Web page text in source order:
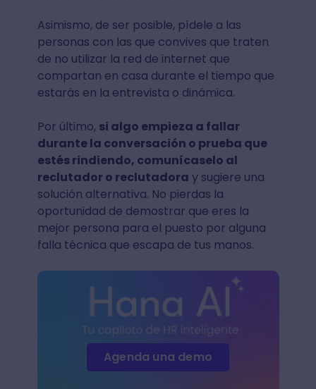
Asimismo, de ser posible, pídele a las
personas con las que convives que traten
de no utilizar la red de internet que
compartan en casa durante el tiempo que
estarás en la entrevista o dinámica.
Por último, si algo empieza a fallar
durante la conversación o prueba que
estés rindiendo, comunícaselo al
reclutador o reclutadora y sugiere una
solución alternativa. No pierdas la
oportunidad de demostrar que eres la
mejor persona para el puesto por alguna
falla técnica que escapa de tus manos.
Agenda una demo